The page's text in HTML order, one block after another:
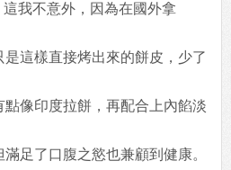
我不意外，因為在國外拿
這樣直接烤出來的餅皮，少了
像印度拉餅，再配合上內餡淡
足了口腹之慾也兼顧到健康。